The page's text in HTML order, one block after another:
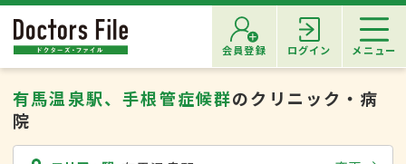
会員登録 ログイン メニュー
有馬温泉駅、手根管症候群のクリニック・病
院